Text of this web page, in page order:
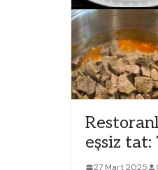
eşsiz tat:
27 Mart 2025